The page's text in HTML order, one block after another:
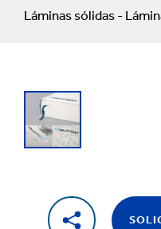
Láminas sólidas -